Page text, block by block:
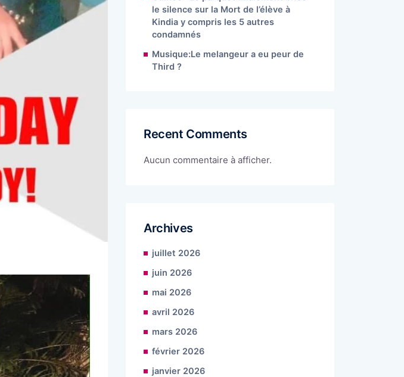
le silence sur la Mort de l’élève à
Kindia y compris les 5 autres
condamnés
Musique:Le melangeur a eu peur de
Third ?
Recent Comments
Aucun commentaire à afficher.
Archives
juillet 2026
juin 2026
mai 2026
avril 2026
mars 2026
février 2026
janvier 2026